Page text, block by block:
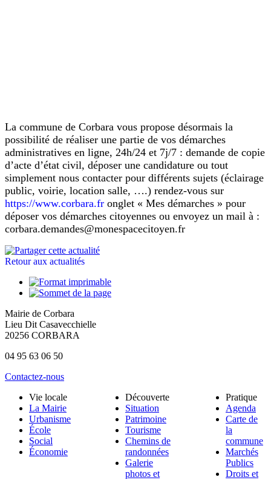
La commune de Corbara vous propose désormais la
possibilité de réaliser une partie de vos démarches
administratives en ligne, 24h/24 et 7j/7 : demande de copie
d’acte d’état civil, déposer une candidature ou tout
simplement nous contacter pour différents sujets (éclairage
public, voirie, location salle, ….) rendez-vous sur
https://www.corbara.fr onglet « Mes démarches » pour
déposer vos démarches citoyennes ou envoyez un mail à :
corbara.demandes@monespacecitoyen.fr
Retour aux actualités
Mairie de Corbara
Lieu Dit Casavecchielle
20256 CORBARA
04 95 63 06 50
Contactez-nous
Vie locale
La Mairie
Urbanisme
École
Social
Économie
Découverte
Situation
Patrimoine
Tourisme
Chemins de
randonnées
Galerie
photos et
Pratique
Agenda
Carte de
la
commune
Marchés
Publics
Droits et